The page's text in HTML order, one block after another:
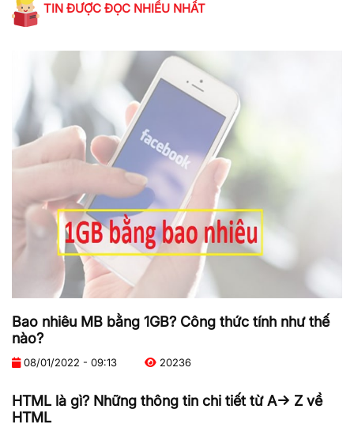
TIN ĐƯỢC ĐỌC NHIỀU NHẤT
Bao nhiêu MB bằng 1GB? Công thức tính như thế
nào?
08/01/2022 - 09:13 20236
HTML là gì? Những thông tin chi tiết từ A-> Z về
HTML